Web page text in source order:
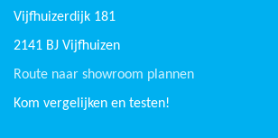
Vijfhuizerdijk 181
2141 BJ Vijfhuizen
Route naar showroom plannen
Kom vergelijken en testen!